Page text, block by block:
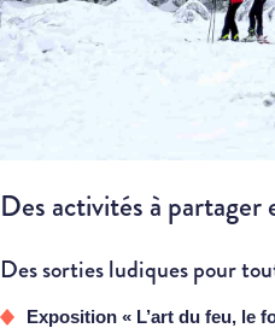
Des activités à partager
Des sorties ludiques pour
Exposition « L’art du feu, le